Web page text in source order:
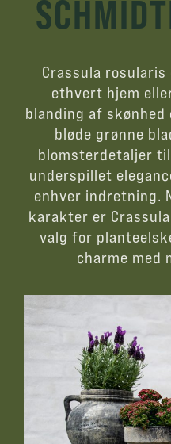
Crassula
ethvert hjem
blanding af skønhed
bløde grønne
blomsterdetaljer
underspillet
enhver indretning.
karakter er
valg for
charme med